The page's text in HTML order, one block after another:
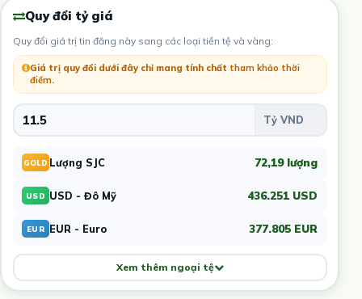
Quy đổi tỷ giá
Quy đổi giá trị tin đăng này sang các loại tiền tệ và vàng:
Giá trị quy đổi dưới đây chỉ mang tính chất tham khảo thời
điểm.
GOLD Lượng SJC 72,19 lượng
USD USD - Đô Mỹ 436.251 USD
EUR EUR - Euro 377.805 EUR
Xem thêm ngoại tệ